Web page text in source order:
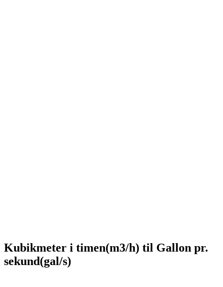
Kubikmeter i timen(m3/h) til Gallon pr.
sekund(gal/s)